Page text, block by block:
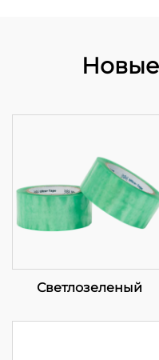
Светлозеленый